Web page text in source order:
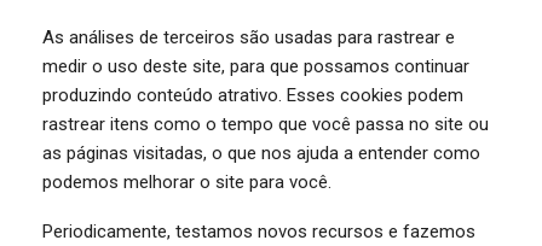
As análises de terceiros são usadas para rastrear e
medir o uso deste site, para que possamos continuar
produzindo conteúdo atrativo. Esses cookies podem
rastrear itens como o tempo que você passa no site ou
as páginas visitadas, o que nos ajuda a entender como
podemos melhorar o site para você.
Periodicamente, testamos novos recursos e fazemos